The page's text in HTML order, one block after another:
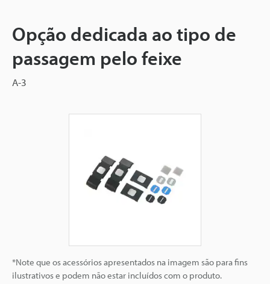
Opção dedicada ao tipo de
passagem pelo feixe
A-3
*Note que os acessórios apresentados na imagem são para fins
ilustrativos e podem não estar incluídos com o produto.